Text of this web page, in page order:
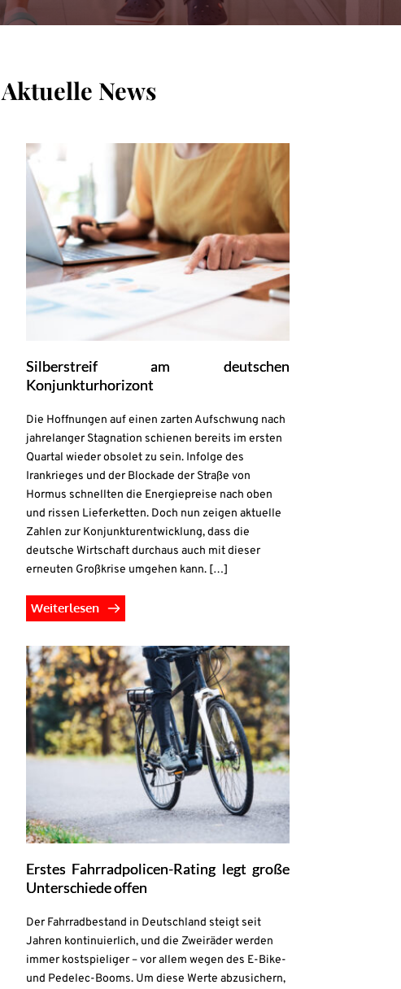
Aktuelle News
Silberstreif am deutschen
Konjunkturhorizont
Die Hoffnungen auf einen zarten Aufschwung nach
jahrelanger Stagnation schienen bereits im ersten
Quartal wieder obsolet zu sein. Infolge des
Irankrieges und der Blockade der Straße von
Hormus schnellten die Energiepreise nach oben
und rissen Lieferketten. Doch nun zeigen aktuelle
Zahlen zur Konjunkturentwicklung, dass die
deutsche Wirtschaft durchaus auch mit dieser
erneuten Großkrise umgehen kann. […]
Weiterlesen
Erstes Fahrradpolicen-Rating legt große
Unterschiede offen
Der Fahrradbestand in Deutschland steigt seit
Jahren kontinuierlich, und die Zweiräder werden
immer kostspieliger – vor allem wegen des E-Bike-
und Pedelec-Booms. Um diese Werte abzusichern,